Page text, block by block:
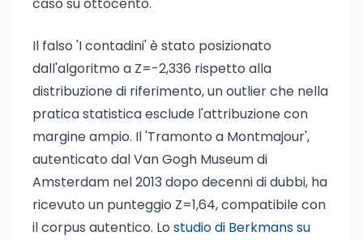
Il falso 'I contadini' è stato posizionato
dall'algoritmo a Z=-2,336 rispetto alla
distribuzione di riferimento, un outlier che nella
pratica statistica esclude l'attribuzione con
margine ampio. Il 'Tramonto a Montmajour',
autenticato dal Van Gogh Museum di
Amsterdam nel 2013 dopo decenni di dubbi, ha
ricevuto un punteggio Z=1,64, compatibile con
il corpus autentico. Lo studio di Berkmans su